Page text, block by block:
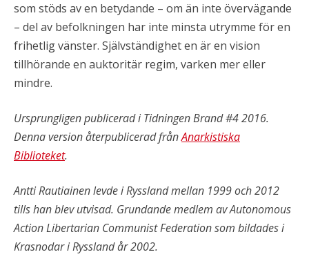
som stöds av en betydande – om än inte övervägande
– del av befolkningen har inte minsta utrymme för en
frihetlig vänster. Självständighet en är en vision
tillhörande en auktoritär regim, varken mer eller
mindre.
Ursprungligen publicerad i Tidningen Brand #4 2016.
Denna version återpublicerad frånAnarkistiska
Biblioteket.
Antti Rautiainen levde i Ryssland mellan 1999 och 2012
tills han blev utvisad. Grundande medlem av Autonomous
Action Libertarian Communist Federation som bildades i
Krasnodar i Ryssland år 2002.